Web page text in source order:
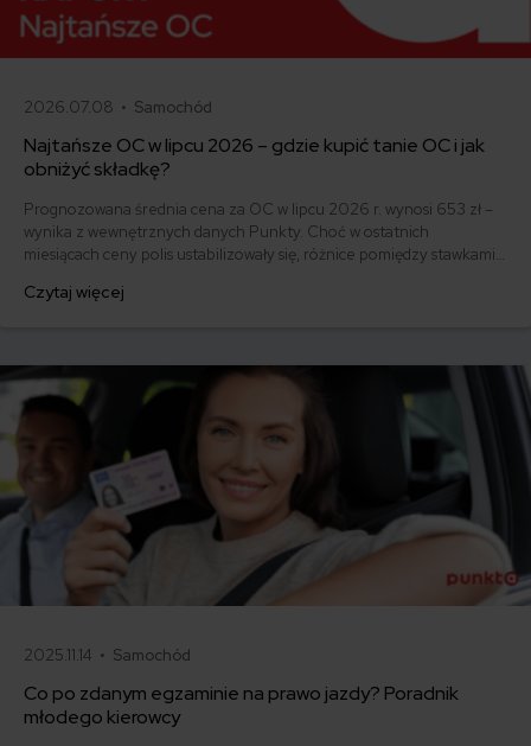
2026.07.08 • Samochód
Najtańsze OC w lipcu 2026 – gdzie kupić tanie OC i jak
obniżyć składkę?
Prognozowana średnia cena za OC w lipcu 2026 r. wynosi 653 zł –
wynika z wewnętrznych danych Punkty. Choć w ostatnich
miesiącach ceny polis ustabilizowały się, różnice pomiędzy stawkami
500 zł, inni – więcej niż 1500 zł. Gdzie znaleźć najtańsze OC w
Czytaj więcej
2025.11.14 • Samochód
Co po zdanym egzaminie na prawo jazdy? Poradnik
młodego kierowcy